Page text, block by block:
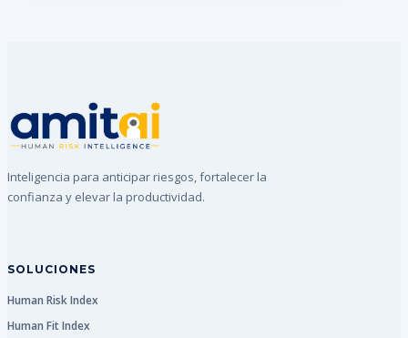
Inteligencia para anticipar riesgos, fortalecer la
confianza y elevar la productividad.
SOLUCIONES
Human Risk Index
Human Fit Index